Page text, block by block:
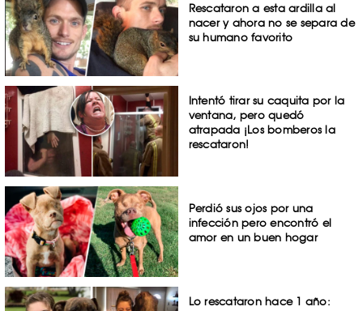
Rescataron a esta ardilla al
nacer y ahora no se separa de
su humano favorito
Intentó tirar su caquita por la
ventana, pero quedó
atrapada ¡Los bomberos la
rescataron!
Perdió sus ojos por una
infección pero encontró el
amor en un buen hogar
Lo rescataron hace 1 año: